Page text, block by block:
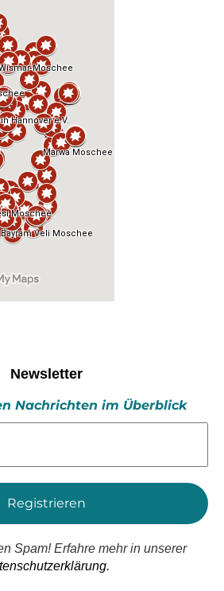
Newsletter
Nachrichten im Überblick
Spam! Erfahre mehr in unserer